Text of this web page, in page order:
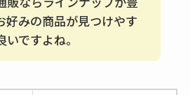
好みの商品が見つけやす
いですよね。